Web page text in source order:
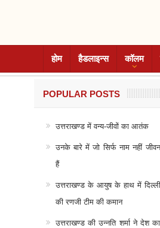
होम हैडलाइन्स कॉलम
POPULAR POSTS
उत्तराखण्ड में वन्य-जीवों का आतंक
उनके बारे में जो सिर्फ नाम नहीं जीवन
हैं
उत्तराखण्ड के आयुष के हाथ में दिल्ली
की रणजी टीम की कमान
उत्तराखण्ड की उन्नति शर्मा ने देश का